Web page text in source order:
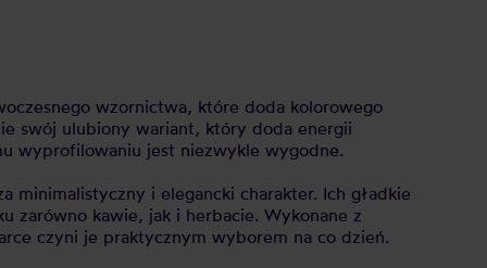
wzornictwa, które doda kolorowego
swój ulubiony wariant, który doda energii
wyprofilowaniu jest niezwykle wygodne.
minimalistyczny i elegancki charakter. Ich gładkie
zarówno kawie, jak i herbacie. Wykonane z
czyni je praktycznym wyborem na co dzień.